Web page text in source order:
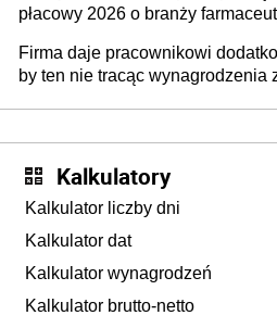
płacowy 2026 o branży
Firma daje pracownikowi
by ten nie tracąc wynagrodzenia
Kalkulatory
Kalkulator liczby dni
Kalkulator dat
Kalkulator wynagrodzeń
Kalkulator brutto-netto